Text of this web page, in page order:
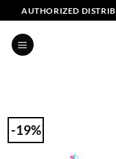
to
content
AUTHORIZED
-19%